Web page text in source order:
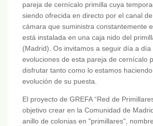
pareja de cernícalo primilla cuya
siendo ofrecida en directo por el canal
cámara que suministra constantemente
está instalada en una caja nido del
(Madrid). Os invitamos a seguir día a día
evoluciones de esta pareja de cernícalo
disfrutar tanto como lo estamos
evolución de su puesta.
El proyecto de GREFA “Red de
objetivo crear en la Comunidad de
anillo de colonias en "primillares",